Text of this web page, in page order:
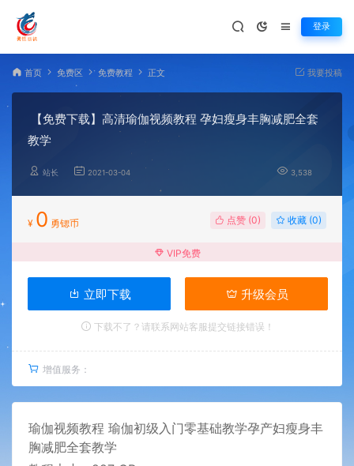
登录
首页 免费区 免费教程 正文 我要投稿
【免费下载】高清瑜伽视频教程 孕妇瘦身丰胸减肥全套
教学
站长 2021-03-04 3,538
¥ 0 勇锶币 点赞 (0) 收藏 (0)
VIP免费
立即下载 升级会员
下载不了？请联系网站客服提交链接错误！
增值服务：
瑜伽视频教程 瑜伽初级入门零基础教学孕产妇瘦身丰
胸减肥全套教学